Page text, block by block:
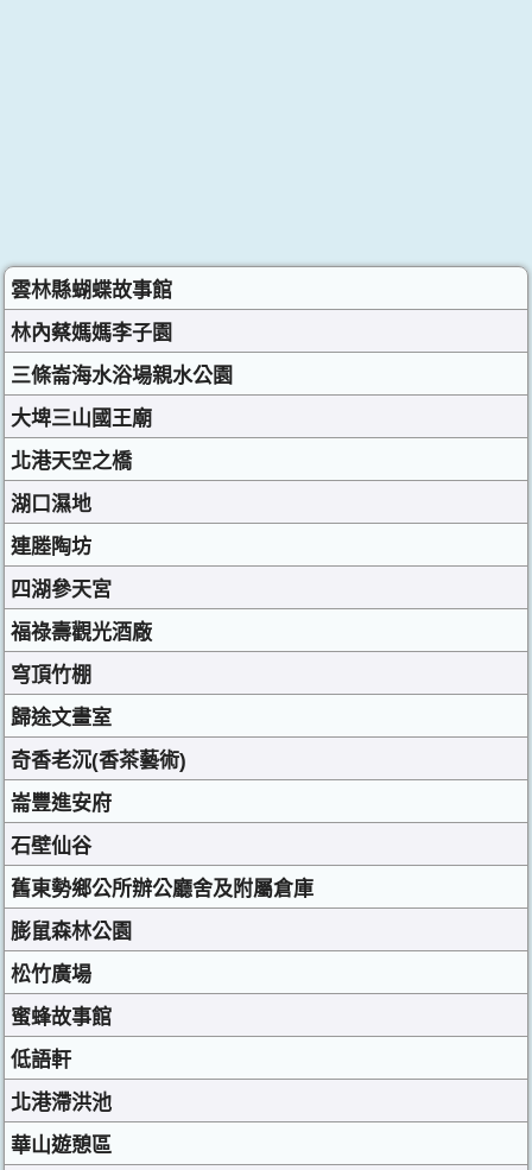
雲林縣蝴蝶故事館
林內蔡媽媽李子園
三條崙海水浴場親水公園
大埤三山國王廟
北港天空之橋
湖口濕地
連塍陶坊
四湖參天宮
福祿壽觀光酒廠
穹頂竹棚
歸途文畫室
奇香老沉(香茶藝術)
崙豐進安府
石壁仙谷
舊東勢鄉公所辦公廳舍及附屬倉庫
膨鼠森林公園
松竹廣場
蜜蜂故事館
低語軒
北港滯洪池
華山遊憩區